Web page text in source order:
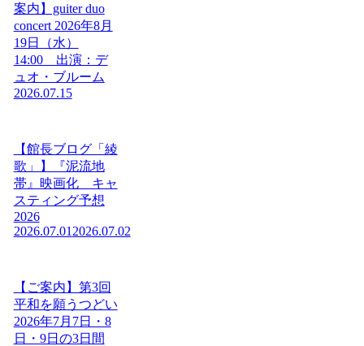
案内】guiter duo
concert 2026年8月
19日（水）
14:00 出演：デ
ュオ・ブルーム
2026.07.15
【館長ブログ「綾
歌」】『泥流地
帯』映画化 キャ
スティング予想
2026
2026.07.01 2026.07.02
【ご案内】第3回
平和を願うつどい
2026年7月7日・8
日・9日の3日間